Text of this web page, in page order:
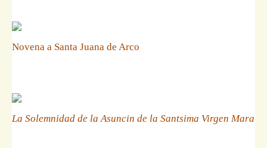
Novena a Santa Juana de Arco
La Solemnidad de la Asuncin de la Santsima Virgen Mara